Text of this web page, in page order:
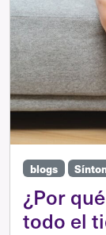
blogs
¿Por
todo el